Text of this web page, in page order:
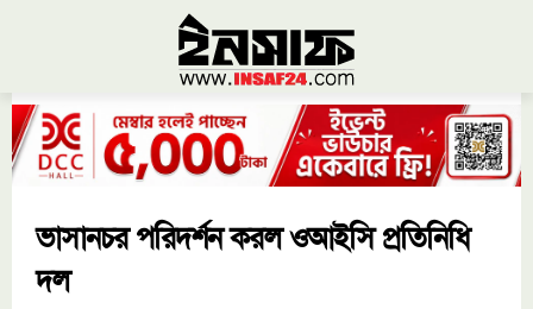
ভাসানচর পরিদর্শন করল ওআইসি প্রতিনিধি
দল